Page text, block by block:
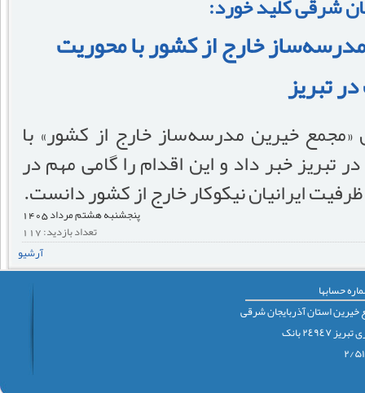
خارج از کشور با محوریت
تبریز
«مجمع خیرین مدرسه‌ساز خارج از کشور» با
خبر داد و این اقدام را گامی مهم در
ایرانیان نیکوکار خارج از کشور دانست.
پنجشنبه هشتم مرداد 1405
تعداد بازدید: 117
آرشیو
حسابها
استان آذربايجان شرقی
بانک